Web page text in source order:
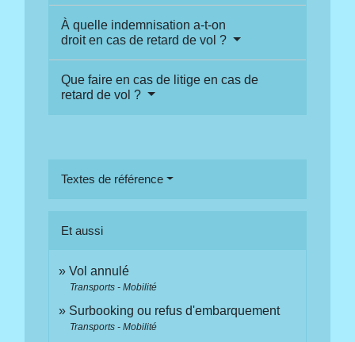
À quelle indemnisation a-t-on
droit en cas de retard de vol ?
Que faire en cas de litige en cas de
retard de vol ?
Textes de référence
Et aussi
Vol annulé
Transports - Mobilité
Surbooking ou refus d'embarquement
Transports - Mobilité